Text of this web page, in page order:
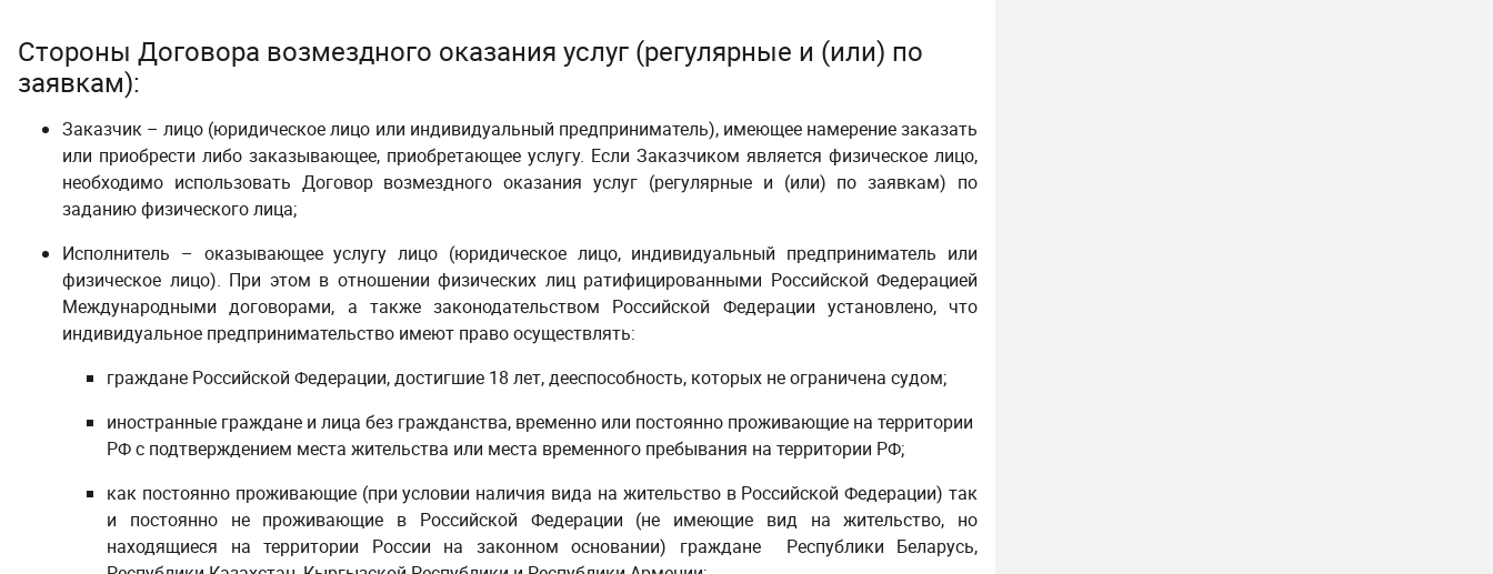
Стороны Договора возмездного оказания услуг (регулярные и (или) по
заявкам):
Заказчик – лицо (юридическое лицо или индивидуальный предприниматель), имеющее намерение заказать
или приобрести либо заказывающее, приобретающее услугу. Если Заказчиком является физическое лицо,
необходимо использовать Договор возмездного оказания услуг (регулярные и (или) по заявкам) по
заданию физического лица;
Исполнитель – оказывающее услугу лицо (юридическое лицо, индивидуальный предприниматель или
физическое лицо). При этом в отношении физических лиц ратифицированными Российской Федерацией
Международными договорами, а также законодательством Российской Федерации установлено, что
индивидуальное предпринимательство имеют право осуществлять:
граждане Российской Федерации, достигшие 18 лет, дееспособность, которых не ограничена судом;
иностранные граждане и лица без гражданства, временно или постоянно проживающие на территории
РФ с подтверждением места жительства или места временного пребывания на территории РФ;
как постоянно проживающие (при условии наличия вида на жительство в Российской Федерации) так
и постоянно не проживающие в Российской Федерации (не имеющие вид на жительство, но
находящиеся на территории России на законном основании) граждане Республики Беларусь,